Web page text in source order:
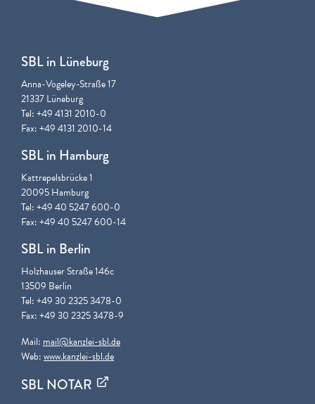
SBL in Lüneburg
Anna-Vogeley-Straße 17
21337 Lüneburg
Tel: +49 4131 2010-0
Fax: +49 4131 2010-14
SBL in Hamburg
Kattrepelsbrücke 1
20095 Hamburg
Tel: +49 40 5247 600-0
Fax: +49 40 5247 600-14
SBL in Berlin
Holzhauser Straße 146c
13509 Berlin
Tel: +49 30 2325 3478-0
Fax: +49 30 2325 3478-9
Mail: mail@kanzlei-sbl.de
Web:www.kanzlei-sbl.de
SBL NOTAR